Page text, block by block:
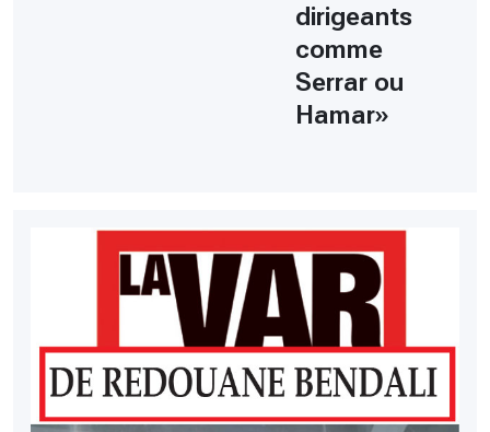
dirigeants
comme
Serrar ou
Hamar»